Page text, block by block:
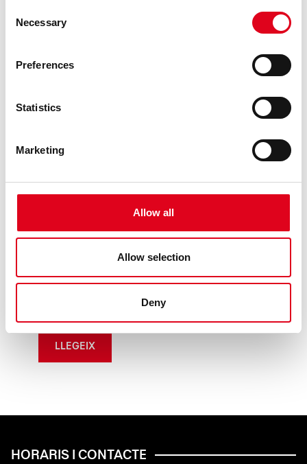
Selection
Necessary
Preferences
Statistics
Marketing
Allow all
Allow selection
Deny
RESOLUCIÓ DE POSTBROSSA 26-27
El jurat, compost per Claudia Elies, Marc Navarro, Elena
de les Arts Lliures de la Fundació Joan Brossa (Georgina
LLEGEIX
HORARIS I CONTACTE